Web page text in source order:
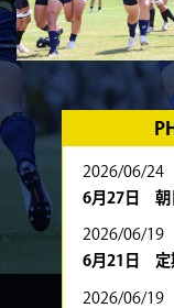
2026/06/24
6月27日 朝
2026/06/19
6月21日 定
2026/06/19